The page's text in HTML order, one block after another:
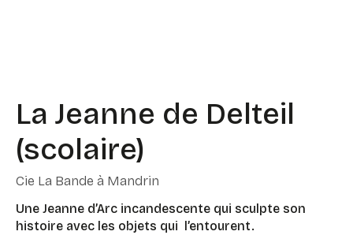
La Jeanne de Delteil
(scolaire)
Cie La Bande à Mandrin
Une Jeanne d’Arc incandescente qui sculpte son
histoire avec les objets qui l’entourent.